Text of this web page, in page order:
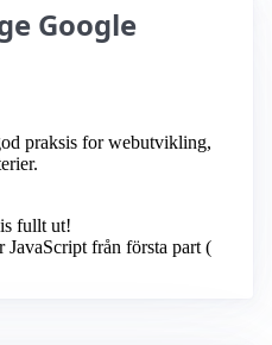
Google
praksis for webutvikling,
fullt ut!
från första part (